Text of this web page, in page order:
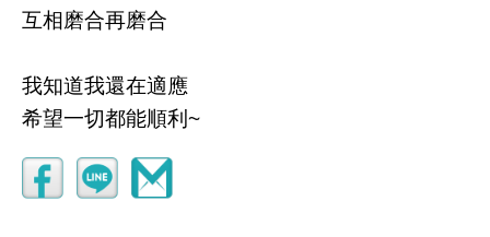
互相磨合再磨合
我知道我還在適應
希望一切都能順利~